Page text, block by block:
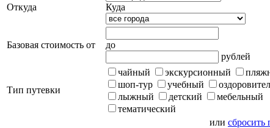
Откуда Куда
Базовая стоимость от
до
рублей
Тип путевки
чайный экскурсионный
шоп-тур
учебный
лыжный
детский
мебельный
тематический
или сбросить